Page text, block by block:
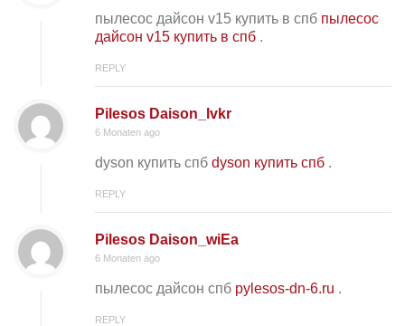
пылесос дайсон v15 купить в спб пылесос
дайсон v15 купить в спб .
REPLY
Pilesos Daison_lvkr
6 Monaten ago
dyson купить спб dyson купить спб .
REPLY
Pilesos Daison_wiEa
6 Monaten ago
пылесос дайсон спб pylesos-dn-6.ru .
REPLY